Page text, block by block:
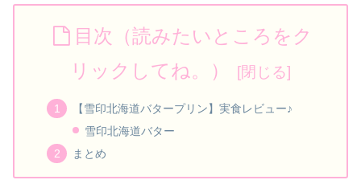
目次（読みたいところをク
リックしてね。）
【雪印北海道バタープリン】実食レビュー♪
雪印北海道バター
まとめ